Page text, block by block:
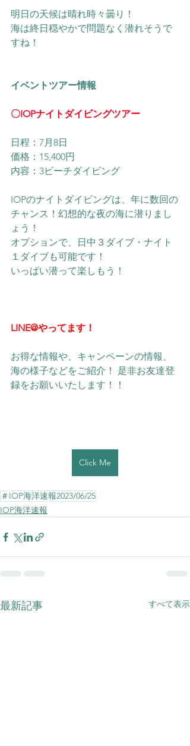
明日の天候は晴れ時々曇り！
海は終日穏やかで問題なく潜れそうで
すね！
イベントツアー情報
〇IOPナイトダイビングツアー
日程：7月8日
価格：15,400円
内容：3ビーチダイビング
IOPのナイトダイビングは、年に数回の
チャンス！幻想的な夜の海に潜りまし
ょう！
オプションで、日中３ダイブ・ナイト
１ダイブも可能です！
いっぱい潜って楽しもう！
LINE@やってます！
お得な情報や、キャンペーンの情報、
海の様子などをご紹介！ 是非お友達登
録をお願いいたします！！
Click Me
＃IOP海洋速報2023/06/25
IOP海洋速報
最新記事 すべて表示